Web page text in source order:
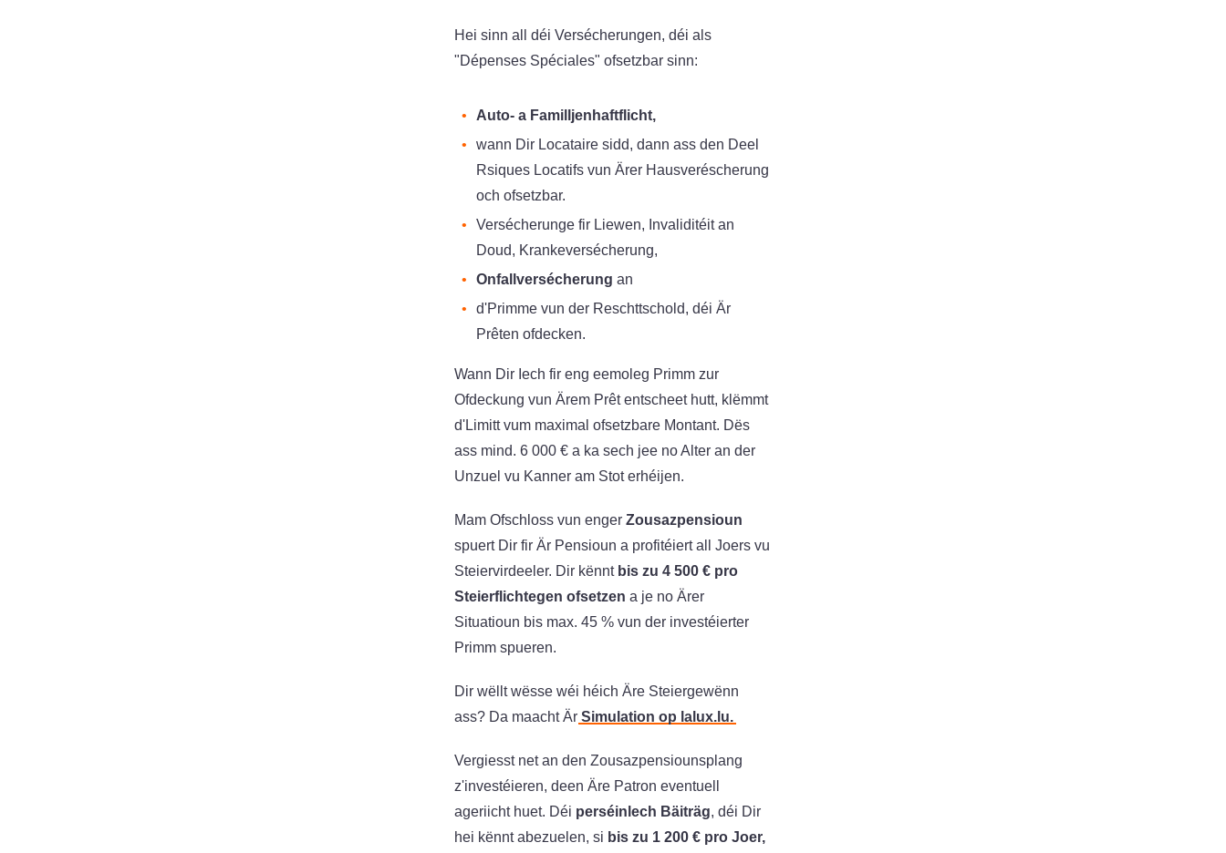
Hei sinn all déi Versécherungen, déi als
"Dépenses Spéciales" ofsetzbar sinn:
Auto- a Familljenhaftflicht,
wann Dir Locataire sidd, dann ass den Deel
Rsiques Locatifs vun Ärer Hausveréscherung
och ofsetzbar.
Versécherunge fir Liewen, Invaliditéit an
Doud, Krankeversécherung,
Onfallversécherung an
d'Primme vun der Reschttschold, déi Är
Prêten ofdecken.
Wann Dir Iech fir eng eemoleg Primm zur
Ofdeckung vun Ärem Prêt entscheet hutt, klëmmt
d'Limitt vum maximal ofsetzbare Montant. Dës
ass mind. 6 000 € a ka sech jee no Alter an der
Unzuel vu Kanner am Stot erhéijen.
Mam Ofschloss vun enger Zousazpensioun
spuert Dir fir Är Pensioun a profitéiert all Joers vu
Steiervirdeeler. Dir kënnt bis zu 4 500 € pro
Steierflichtegen ofsetzen a je no Ärer
Situatioun bis max. 45 % vun der investéierter
Primm spueren.
Dir wëllt wësse wéi héich Äre Steiergewënn
ass? Da maacht Är Simulation op lalux.lu.
Vergiesst net an den Zousazpensiounsplang
z'investéieren, deen Äre Patron eventuell
ageriicht huet. Déi perséinlech Bäiträg, déi Dir
hei kënnt abezuelen, si bis zu 1 200 € pro Joer,